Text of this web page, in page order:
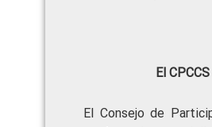
El
El Consejo de